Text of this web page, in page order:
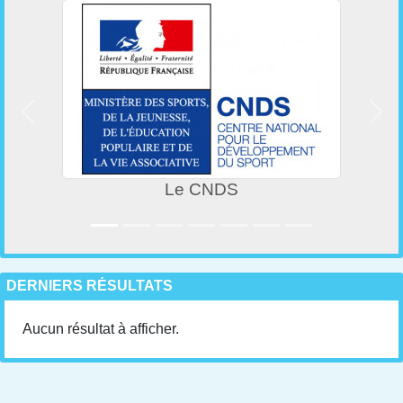
Le CNDS
DERNIERS RÉSULTATS
Aucun résultat à afficher.